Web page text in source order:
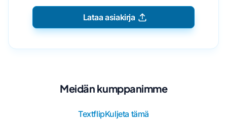
Lataa asiakirja
Meidän kumppanimme
TextflipKuljeta tämä